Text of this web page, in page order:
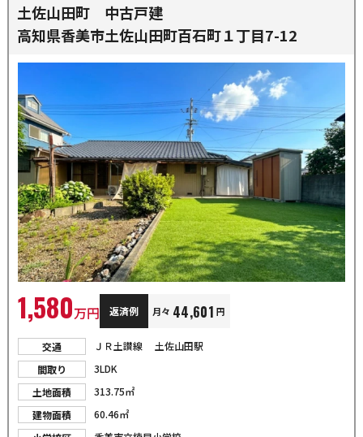
土佐山田町 中古戸建
高知県香美市土佐山田町百石町１丁目7-12
1,580万円 返済例 月々 44,601 円
交通
ＪＲ土讃線 土佐山田駅
間取り
3LDK
土地面積
313.75㎡
建物面積
60.46㎡